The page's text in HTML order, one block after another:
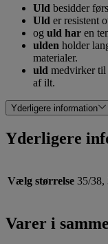
Uld besidder
Uld er resistent
og uld har en
ulden holder
materialer.
uld medvirker til
af ilt.
Yderligere information
Yderligere
Vælg størrelse 35/
Varer i